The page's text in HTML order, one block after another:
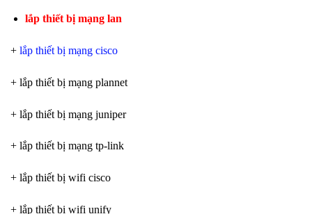
lắp thiết bị mạng lan
+ lắp thiết bị mạng cisco
+ lắp thiết bị mạng plannet
+ lắp thiết bị mạng juniper
+ lắp thiết bị mạng tp-link
+ lắp thiết bị wifi cisco
+ lắp thiết bị wifi unify